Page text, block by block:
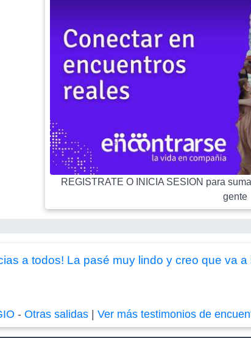
REGISTRATE O INICIA SESION para
gente
a todos! La pasé muy lindo y creo que va
-Otras salidas |Ver más testimonios de